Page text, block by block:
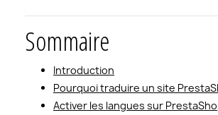
Sommaire
Introduction
Pourquoi traduire un site
Activer les langues sur